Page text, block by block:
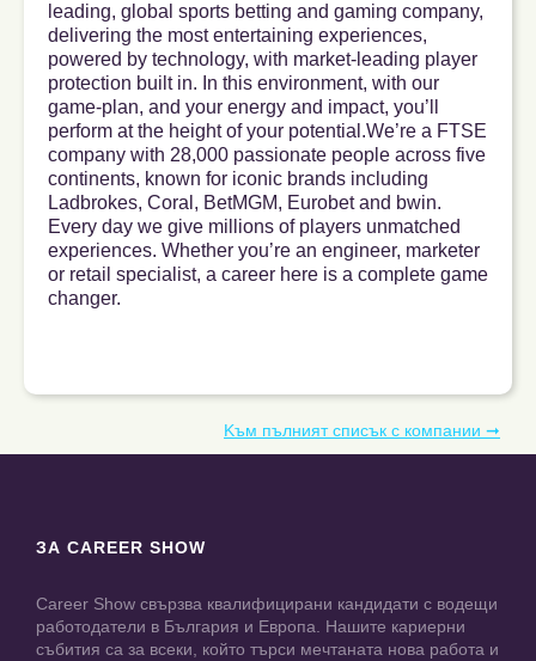
leading, global sports betting and gaming company,
delivering the most entertaining experiences,
powered by technology, with market-leading player
protection built in. In this environment, with our
game-plan, and your energy and impact, you’ll
perform at the height of your potential.We’re a FTSE
company with 28,000 passionate people across five
continents, known for iconic brands including
Ladbrokes, Coral, BetMGM, Eurobet and bwin.
Every day we give millions of players unmatched
experiences. Whether you’re an engineer, marketer
or retail specialist, a career here is a complete game
changer.
Kъм пълният списък с компании ➞
ЗА CAREER SHOW
Career Show свързва квалифицирани кандидати с водещи
работодатели в България и Европа. Нашите кариерни
събития са за всеки, който търси мечтаната нова работа и